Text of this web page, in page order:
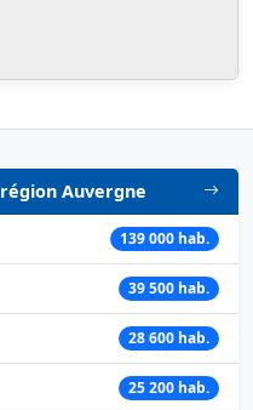
Auvergne
139 000 hab.
39 500 hab.
28 600 hab.
25 200 hab.